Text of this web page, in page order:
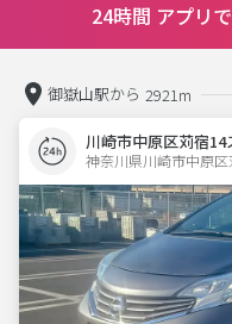
24時間 アプリ
御嶽山駅から 2921m
川崎市中原区苅宿14
神奈川県川崎市中原